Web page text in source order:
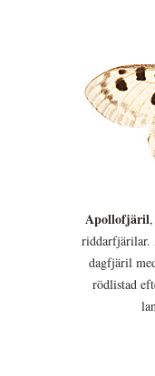
Apollofjäril,
riddarfjärilar.
dagfjäril
rödlistad